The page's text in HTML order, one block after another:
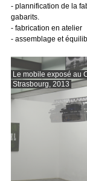
- plannification de la
gabarits.
- fabrication en atelier
- assemblage et
Le mobile exposé au
Strasbourg, 2013
Le mobile exposé au
Strasbourg, 2013